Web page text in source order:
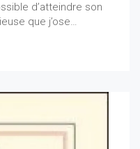
d’atteindre son
que j’ose…